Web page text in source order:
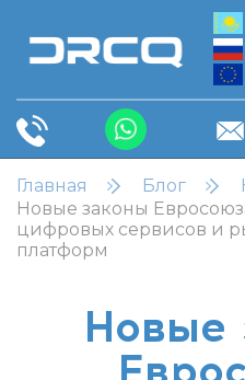
Главная Блог
Новые законы
цифровых сервисов и
платформ
Новые